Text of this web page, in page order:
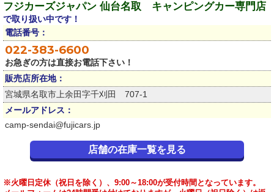
フジカーズジャパン 仙台名取 キャンピングカー専門店
で取り扱い中です！
電話番号：
022-383-6600
お急ぎの方は直接お電話下さい！
販売店所在地：
宮城県名取市上余田字千刈田 707-1
メールアドレス：
camp-sendai@fujicars.jp
店舗の在庫一覧を見る
※火曜日定休（祝日を除く）、9:00～18:00が受付時間となっています。